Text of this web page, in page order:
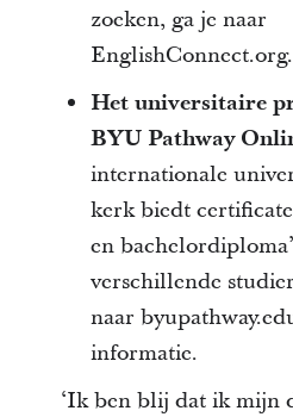
zoeken, ga je naar
EnglishConnect.org.
Het universitaire
BYU Pathway
internationale
kerk biedt
en
verschillende
naar
informatie.
‘Ik ben blij dat ik mijn